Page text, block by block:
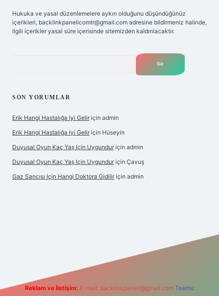
Hukuka ve yasal düzenlemelere aykırı olduğunu düşündüğünüz
içerikleri, backlinkpanelicomtr@gmail.com adresine bildirmeniz halinde,
ilgili içerikler yasal süre içerisinde sitemizden kaldırılacaktır.
SON YORUMLAR
Erik Hangi Hastalığa Iyi Gelir için admin
Erik Hangi Hastalığa Iyi Gelir için Hüseyin
Duyusal Oyun Kaç Yaş Için Uygundur için admin
Duyusal Oyun Kaç Yaş Için Uygundur için Çavuş
Gaz Sancısı Için Hangi Doktora Gidilir için admin
Reklam ve İletişim: E-mail: backlinkpaneli@gmail.com Teams: